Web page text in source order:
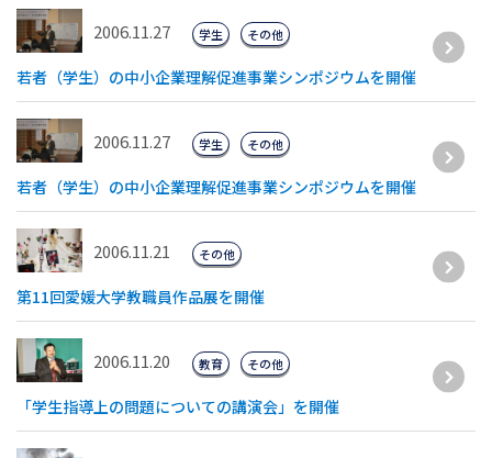
2006.11.27
若者（学生）の中小企業理解促進事業シンポジウムを開催
学生 その他
2006.11.27
若者（学生）の中小企業理解促進事業シンポジウムを開催
学生 その他
2006.11.21
第11回愛媛大学教職員作品展を開催
その他
2006.11.20
「学生指導上の問題についての講演会」を開催
教育 その他